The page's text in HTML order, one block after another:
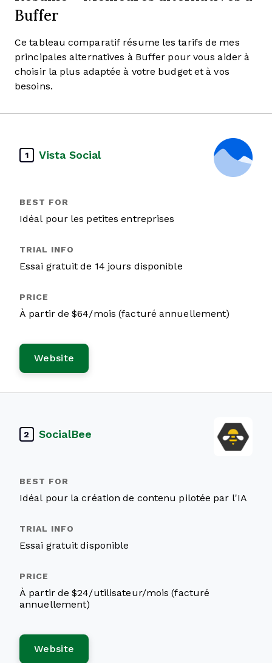
Buffer
Ce tableau comparatif résume les tarifs de mes
principales alternatives à Buffer pour vous aider à
choisir la plus adaptée à votre budget et à vos
besoins.
1 Vista Social
Idéal pour les petites entreprises
Essai gratuit de 14 jours disponible
À partir de $64/mois (facturé annuellement)
Website
2 SocialBee
Idéal pour la création de contenu pilotée par l'IA
Essai gratuit disponible
À partir de $24/utilisateur/mois (facturé
annuellement)
Website